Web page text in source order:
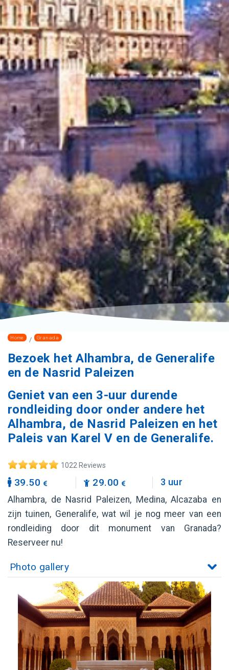
Home Granada
Bezoek het Alhambra, de Generalife
en de Nasrid Paleizen
Geniet van een 3-uur durende
rondleiding door onder andere het
Alhambra, de Nasrid Paleizen en het
Paleis van Karel V en de Generalife.
1022 Reviews
39.50 29.00
3 uur
Alhambra, de Nasrid Paleizen, Medina, Alcazaba en
zijn tuinen, Generalife, wat wil je nog meer van een
rondleiding door dit monument van Granada?
Reserveer nu!
Photo gallery